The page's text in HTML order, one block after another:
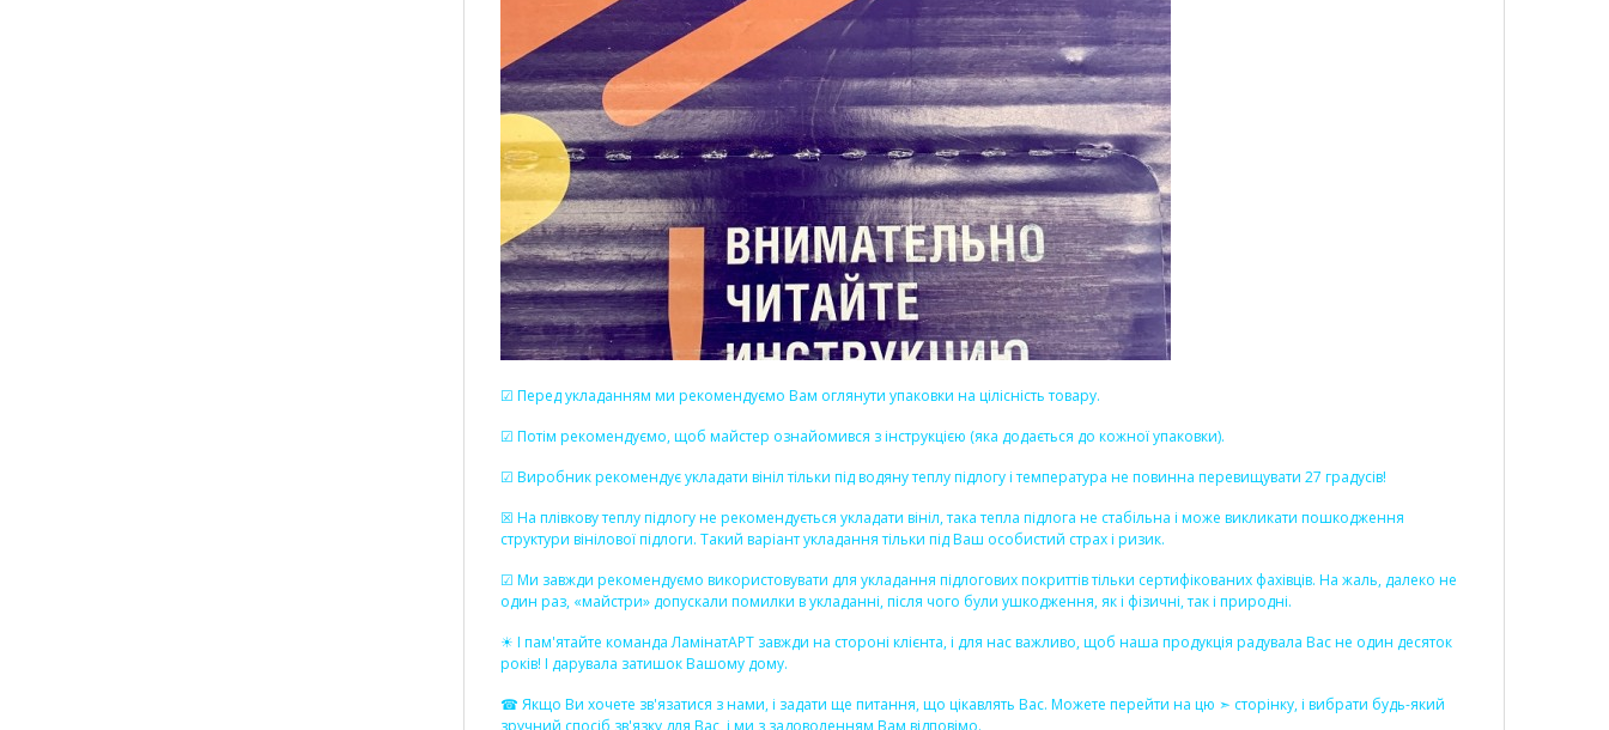
☑ Перед укладанням ми рекомендуємо Вам оглянути упаковки на цілісність товару.
☑ Потім рекомендуємо, щоб майстер ознайомився з інструкцією (яка додається до кожної упаковки).
☑ Виробник рекомендує укладати вініл тільки під водяну теплу підлогу і температура не повинна перевищувати 27 градусів!
☒ На плівкову теплу підлогу не рекомендується укладати вініл, така тепла підлога не стабільна і може викликати пошкодження
структури вінілової підлоги. Такий варіант укладання тільки під Ваш особистий страх і ризик.
☑ Ми завжди рекомендуємо використовувати для укладання підлогових покриттів тільки сертифікованих фахівців. На жаль, далеко не
один раз, «майстри» допускали помилки в укладанні, після чого були ушкодження, як і фізичні, так і природні.
☀ І пам'ятайте команда ЛамінатАРТ завжди на стороні клієнта, і для нас важливо, щоб наша продукція радувала Вас не один десяток
років! І дарувала затишок Вашому дому.
☎ Якщо Ви хочете зв'язатися з нами, і задати ще питання, що цікавлять Вас. Можете перейти на цю ➣ сторінку, і вибрати будь-який
зручний спосіб зв'язку для Вас, і ми з задоволенням Вам відповімо.